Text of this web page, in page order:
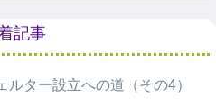
記事
ルター設立への道（その4）